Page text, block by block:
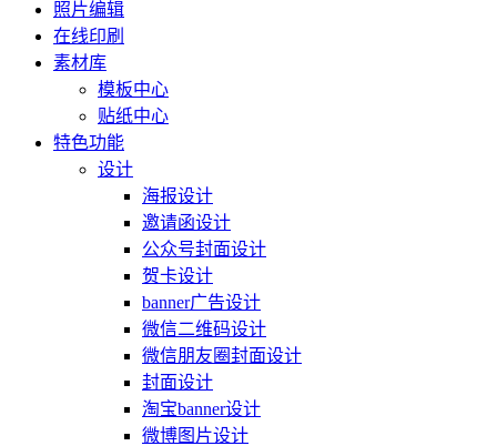
照片编辑
在线印刷
素材库
模板中心
贴纸中心
特色功能
设计
海报设计
邀请函设计
公众号封面设计
贺卡设计
banner广告设计
微信二维码设计
微信朋友圈封面设计
封面设计
淘宝banner设计
微博图片设计